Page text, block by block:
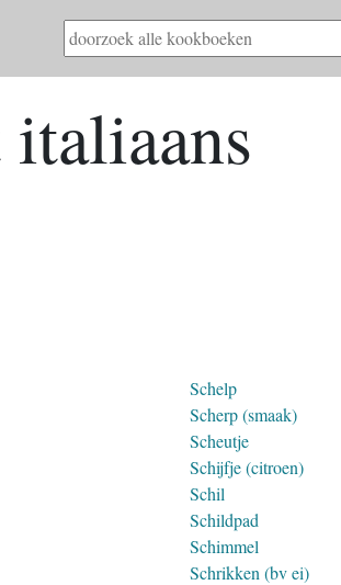
Schelp
Scherp (smaak)
Scheutje
Schijfje (citroen)
Schil
Schildpad
Schimmel
Schrikken (bv ei)